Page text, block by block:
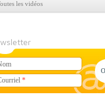
les vidéos
*